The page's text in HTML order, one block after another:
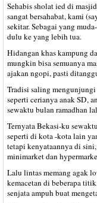
Sehabis sholat ied di
sangat bersahabat, kami
sekitar. Sebagai yang
dulu ke yang lebih tua.
Hidangan khas kampung
mungkin bisa semuanya
ajakan ngopi, pasti
Tradisi saling
seperti cerianya anak SD,
sewaktu bulan ramadhan
Ternyata Bekasi-ku
seperti di kota -kota lain
tetapi kenyataannya di
minimarket dan
Lalu lintas memang agak
kemacetan di beberapa
senjata ampuh buat